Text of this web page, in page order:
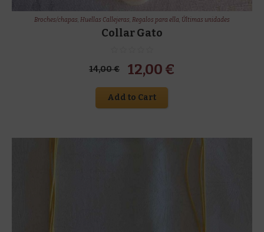
Broches/chapas, Huellas Callejeras, Regalos para ella, Últimas unidades
Collar Gato
14,00€
El
precio
original
14,00 €.
12,00 €
12,00 €.
Add to Cart